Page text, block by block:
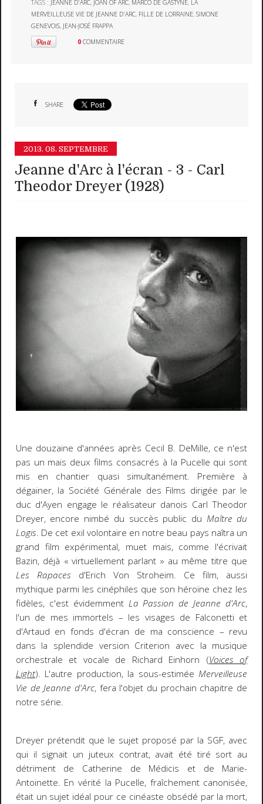
TAGS : JEANNE D'ARC, JOAN OF ARC, MARCO DE GASTYNE, LA
MERVEILLEUSE VIE DE JEANNE D'ARC, FILLE DE LORRAINE,SIMONE
GENEVOIS, JEAN-JOSÉ FRAPPA
0 COMMENTAIRE
SHARE
2013. 08. SEPTEMBRE
Jeanne d'Arc à l'écran - 3 - Carl
Theodor Dreyer (1928)
Une douzaine d'années après Cecil B. DeMille, ce n'est
pas un mais deux films consacrés à la Pucelle qui sont
mis en chantier quasi simultanément. Première à
dégainer, la Société Générale des Films dirigée par le
duc d'Ayen engage le réalisateur danois Carl Theodor
Dreyer, encore nimbé du succès public du Maître du
Logis. De cet exil volontaire en notre beau pays naîtra un
grand film expérimental, muet mais, comme l'écrivait
Bazin, déjà « virtuellement parlant » au même titre que
Les Rapaces d'Erich Von Stroheim. Ce film, aussi
mythique parmi les cinéphiles que son héroïne chez les
fidèles, c'est évidemment La Passion de Jeanne d'Arc,
l'un de mes immortels – les visages de Falconetti et
d'Artaud en fonds d'écran de ma conscience – revu
dans la splendide version Criterion avec la musique
orchestrale et vocale de Richard Einhorn (Voices of
Light). L'autre production, la sous-estimée Merveilleuse
Vie de Jeanne d'Arc, fera l'objet du prochain chapitre de
notre série.
Dreyer prétendit que le sujet proposé par la SGF, avec
qui il signait un juteux contrat, avait été tiré sort au
détriment de Catherine de Médicis et de Marie-
Antoinette. En vérité la Pucelle, fraîchement canonisée,
était un sujet idéal pour ce cinéaste obsédé par la mort,